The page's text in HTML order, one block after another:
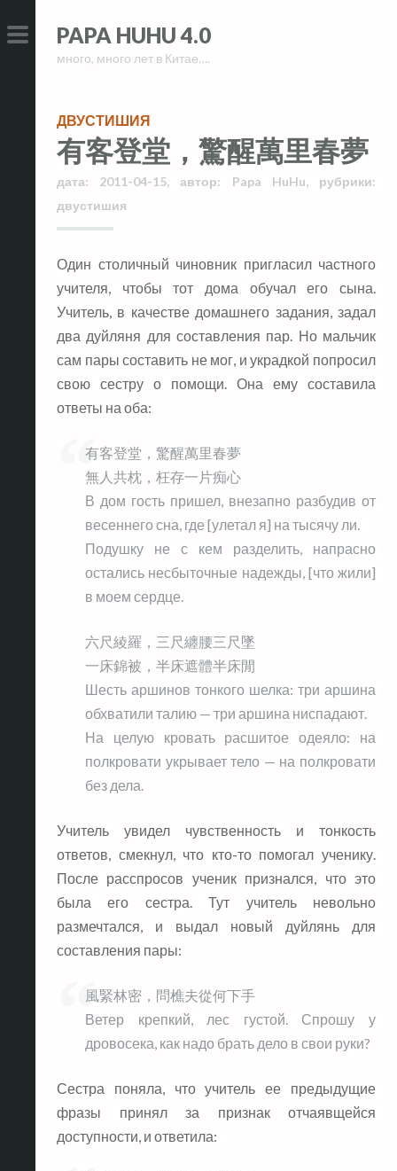
to
PRIMARY
to
PAPA HUHU 4.0
много, много лет в Китае….
ДВУСТИШИЯ
有客登堂，驚醒萬里春夢
дата: 2011-04-15, автор: Papa HuHu,рубрики:
двустишия
Один столичный чиновник пригласил частного
учителя, чтобы тот дома обучал его сына.
Учитель, в качестве домашнего задания, задал
два дуйляня для составления пар. Но мальчик
сам пары составить не мог, и украдкой попросил
свою сестру о помощи. Она ему составила
ответы на оба:
有客登堂，驚醒萬里春夢
無人共枕，枉存一片痴心
В дом гость пришел, внезапно разбудив от
весеннего сна, где [улетал я] на тысячу ли.
Подушку не с кем разделить, напрасно
остались несбыточные надежды, [что жили]
в моем сердце.
六尺綾羅，三尺纏腰三尺墜
一床錦被，半床遮體半床閒
Шесть аршинов тонкого шелка: три аршина
обхватили талию — три аршина ниспадают.
На целую кровать расшитое одеяло: на
полкровати укрывает тело — на полкровати
без дела.
Учитель увидел чувственность и тонкость
ответов, смекнул, что кто-то помогал ученику.
После расспросов ученик признался, что это
была его сестра. Тут учитель невольно
размечтался, и выдал новый дуйлянь для
составления пары:
風緊林密，問樵夫從何下手
Ветер крепкий, лес густой. Спрошу у
дровосека, как надо брать дело в свои руки?
Сестра поняла, что учитель ее предыдущие
фразы принял за признак отчаявщейся
доступности, и ответила: